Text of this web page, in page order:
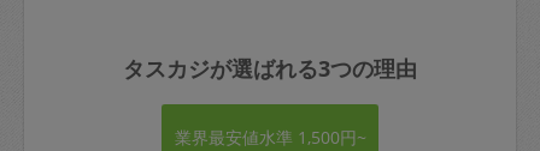
タスカジが選ばれる3つの理由
業界最安値水準 1,500円~